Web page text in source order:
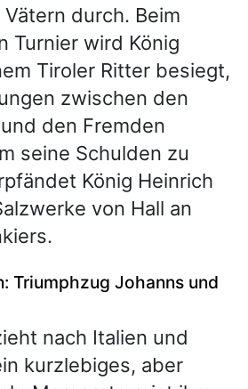
durch. Beim
Turnier wird König
Tiroler Ritter besiegt,
zwischen den
den Fremden
seine Schulden zu
König Heinrich
von Hall an
Triumphzug Johanns und
nach Italien und
kurzlebiges, aber